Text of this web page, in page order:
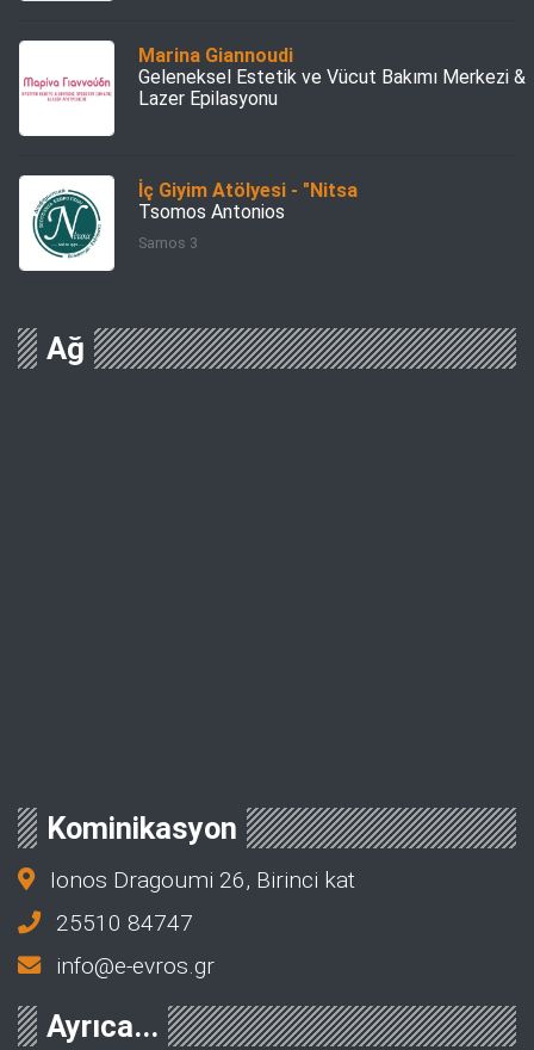
Marina Giannoudi
Geleneksel Estetik ve Vücut Bakımı Merkezi &
Lazer Epilasyonu
İç Giyim Atölyesi - "Nitsa
Tsomos Antonios
Samos 3
Ağ
Kominikasyon
Ionos Dragoumi 26, Birinci kat
25510 84747
info@e-evros.gr
Ayrıca...